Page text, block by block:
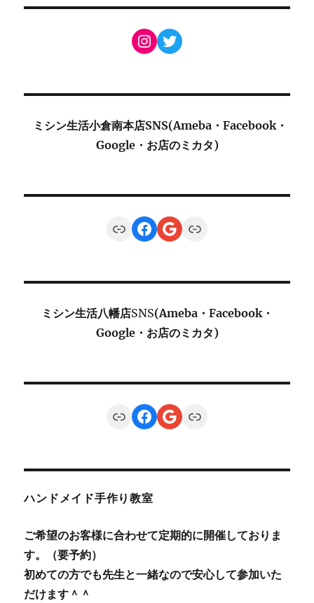
Instagram
Twitter
ミシン生活小倉南本店SNS(Ameba・Facebook・
Google・お店のミカタ)
LinkFacebook
Google
Link
ミシン生活八幡店SNS(Ameba・Facebook・
Google・お店のミカタ)
LinkFacebook
Google
Link
ハンドメイド手作り教室
ご希望のお客様に合わせて定期的に開催しておりま
す。（要予約）
初めての方でも先生と一緒なので安心して参加いた
だけます＾＾